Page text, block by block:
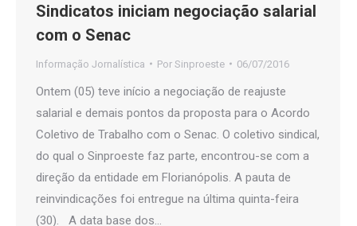
Sindicatos iniciam negociação salarial
com o Senac
Informação Jornalística Por Sinproeste 06/07/2016
Ontem (05) teve início a negociação de reajuste
salarial e demais pontos da proposta para o Acordo
Coletivo de Trabalho com o Senac. O coletivo sindical,
do qual o Sinproeste faz parte, encontrou-se com a
direção da entidade em Florianópolis. A pauta de
reinvindicações foi entregue na última quinta-feira
(30). A data base dos…